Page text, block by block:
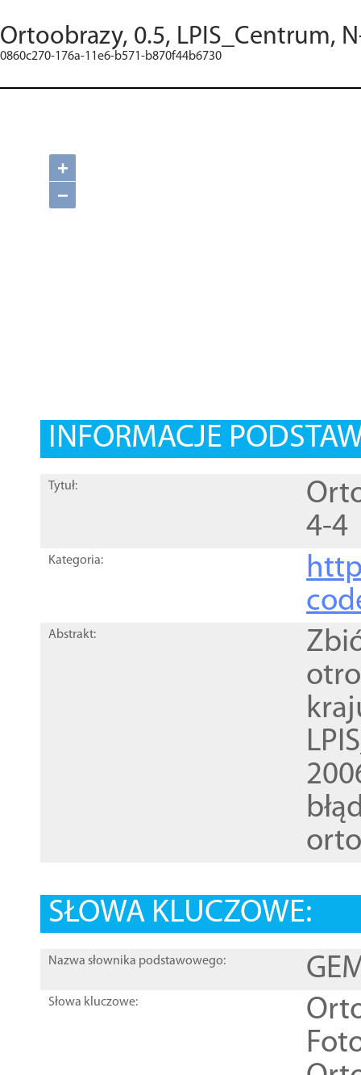
Ortoobrazy, 0.5, LPIS_Centrum,
0860c270-176a-11e6-b571-b870f44b6730
+
−
INFORMACJE
Tytuł:
4-4
Kategoria:
Abstrakt:
SŁOWA KLUCZOWE:
Nazwa słownika podstawowego:
Słowa kluczowe: